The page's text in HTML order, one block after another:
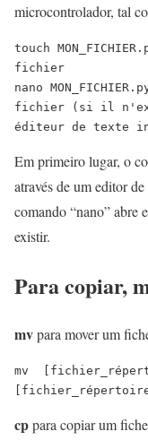
microcontrolador, tal
touch
fichier
nano
fichier (si il
éditeur de texte
Em primeiro lugar, o
através de um editor
comando “nano” abre
existir.
Para copiar,
mvpara mover um
mv
cppara copiar um